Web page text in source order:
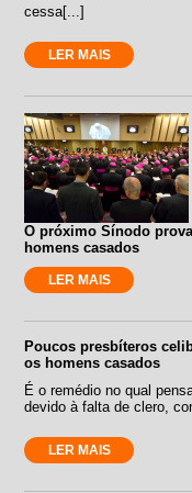
cessa[...]
LER MAIS
O próximo Sínodo
homens casados
LER MAIS
Poucos presbíteros
os homens casados
É o remédio no qual
devido à falta de clero,
LER MAIS